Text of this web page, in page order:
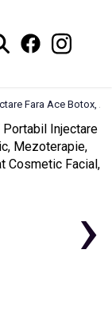
Fara Ace Botox,
›